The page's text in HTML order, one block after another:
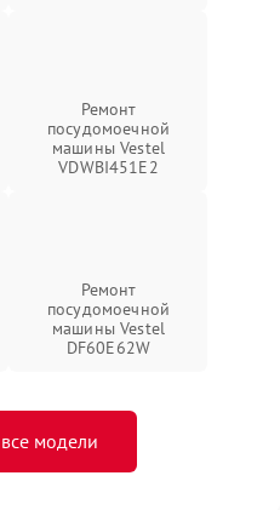
Ремонт
посудомоечной
машины Vestel
VDWBI451E2
Ремонт
посудомоечной
машины Vestel
DF60E62W
модели